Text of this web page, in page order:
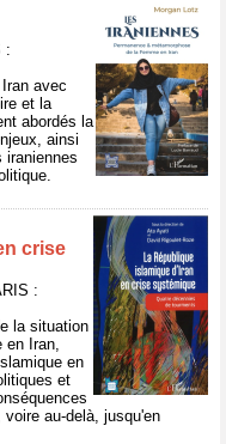
:
avec
et la
abordés la
ainsi
iraniennes
crise
:
la situation
en Iran,
en
et
voire au-delà, jusqu'en